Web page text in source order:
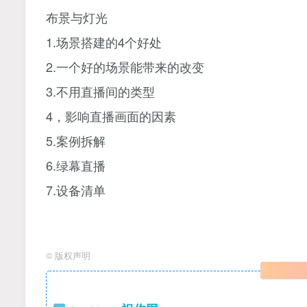
布景与灯光
1.场景搭建的4个好处
2.一个好的场景能带来的改变
3.不用直播间的类型
4，影响直播画面的因素
5.案例拆解
6.绿幕直播
7.设备清单
© 版权声明